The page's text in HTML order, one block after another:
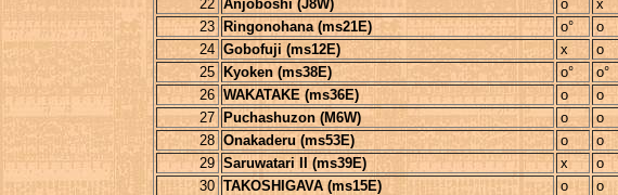
22 Anjoboshi (J8W) o x
23
Ringonohana (ms21E) o° o
24 Gobofuji (ms12E) x o
25
Kyoken (ms38E) o° o°
26 WAKATAKE (ms36E) o o
27
Puchashuzon (M6W) o o
28 Onakaderu (ms53E) o o
29 Saruwatari II (ms39E) x o
30 TAKOSHIGAVA (ms15E) o o